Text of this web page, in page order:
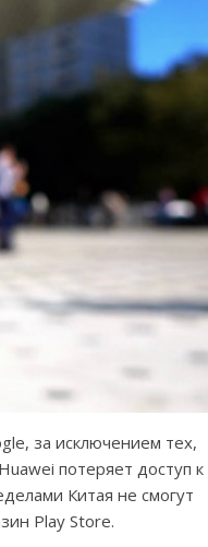
за исключением тех,
потеряет доступ к
Китая не смогут
Play Store.